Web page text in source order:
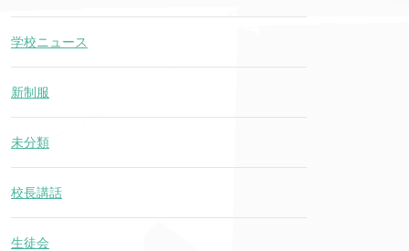
学校ニュース
新制服
未分類
校長講話
生徒会